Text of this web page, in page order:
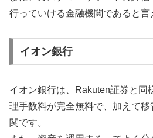
行っていける金融機関であると言
イオン銀行
イオン銀行は、Rakuten証券と同
理手数料が完全無料で、加えて
関です。